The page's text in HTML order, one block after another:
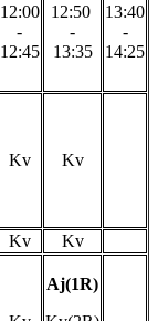
12:00
-
12:45
12:50
-
13:35
13:40
-
14:25
Kv Kv
Kv Kv
Aj(1R)